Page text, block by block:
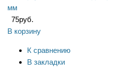
мм
75руб.
В корзину
К сравнению
В закладки